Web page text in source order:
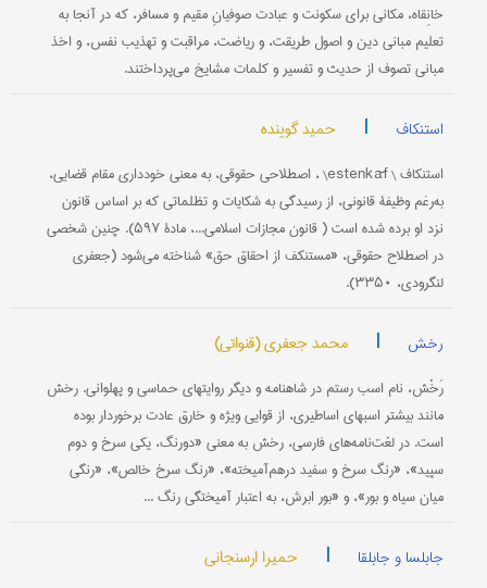
خانِقاه، مکانی برای سکونت و عبادت صوفیانِ مقیم و مسافر، که در آنجا به
تعلیم مبانی دین و اصول طریقت، و ریاضت، مراقبت و تهذیب نفس، و اخذ
مبانی تصوف از حدیث و تفسیر و کلمات مشایخ می‌پرداختند.
استنکاف | حمید گوینده
استنکاف \ estenkāf\ ، اصطلاحی حقوقی، به معنی خودداری مقام قضایی،
به‌‌رغم وظیفۀ قانونی، از رسیدگی به شکایات و تظلماتی که بر اساس قانون
نزد او برده شده است ( قانون مجازات اسلامی...، مادۀ ۵۹۷). چنین شخصی
در اصطلاح حقوقی، «مستنکف از احقاق حق» شناخته می‌شود (جعفری
لنگرودی، ۳۳۵۰).
رخش | محمد جعفری (قنواتی)
رَخْش، نام اسب رستم در شاهنامه و دیگر روایتهای حماسی و پهلوانی. رخش
مانند بیشتر اسبهای اساطیری، از قوایی ویژه و خارق عادت برخوردار بوده
است. در لغت‌نامه‌های فارسی، رخش به معنی «دورنگ، یکی سرخ و دوم
سپید»، «رنگ سرخ و سفید درهم‌آمیخته»، «رنگ سرخ خالص»، «رنگی
میان سیاه و بور»، و «بور ابرش، به اعتبار آمیختگی رنگ ...
جابلسا و جابلقا | حمیرا ارسنجانی